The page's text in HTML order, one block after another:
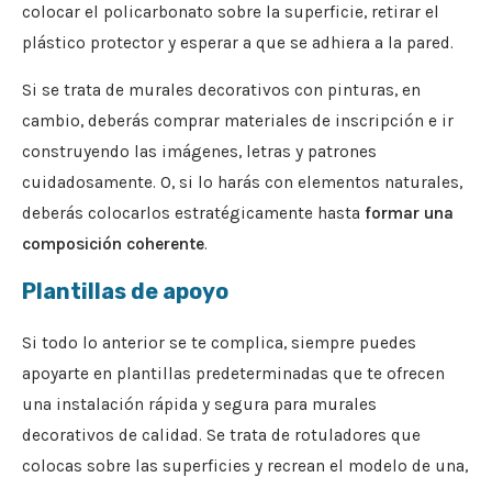
colocar el policarbonato sobre la superficie, retirar el
plástico protector y esperar a que se adhiera a la pared.
Si se trata de murales decorativos con pinturas, en
cambio, deberás comprar materiales de inscripción e ir
construyendo las imágenes, letras y patrones
cuidadosamente. O, si lo harás con elementos naturales,
deberás colocarlos estratégicamente hasta formar una
composición coherente.
Plantillas de apoyo
Si todo lo anterior se te complica, siempre puedes
apoyarte en plantillas predeterminadas que te ofrecen
una instalación rápida y segura para murales
decorativos de calidad. Se trata de rotuladores que
colocas sobre las superficies y recrean el modelo de una,